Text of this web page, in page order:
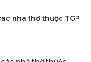
nhà thờ thuộc TGP